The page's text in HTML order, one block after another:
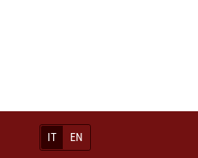
IT EN